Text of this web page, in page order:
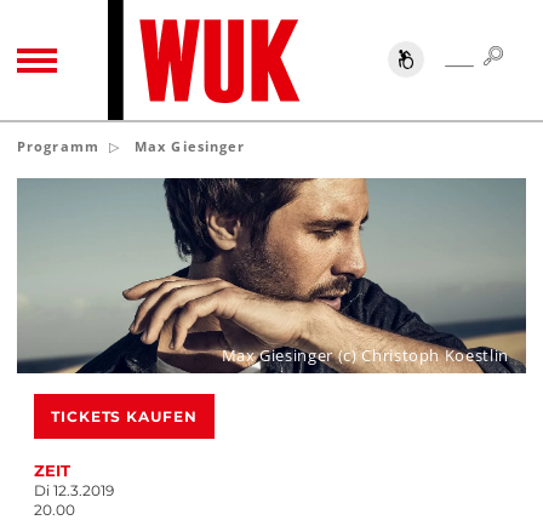
TOGGLE NAVIGATION SUCHE
Programm Max Giesinger
TICKETS KAUFEN
ZEIT
Di 12.3.2019
20.00
Max Giesinger (c) Christoph Koestlin